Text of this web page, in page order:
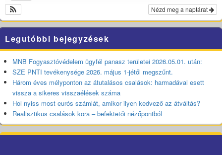
Nézd meg a naptárat
Legutóbbi bejegyzések
MNB Fogyasztóvédelem ügyfél panasz területei 2026.05.01. után:
SZE PNTI tevékenysége 2026. május 1-jétől megszűnt.
Három éves mélyponton az átutalásos csalások: harmadával esett
vissza a sikeres visszaélések száma
Hol nyiss most eurós számlát, amikor ilyen kedvező az átváltás?
Realisztikus csalások kora – befektetői nézőpontból